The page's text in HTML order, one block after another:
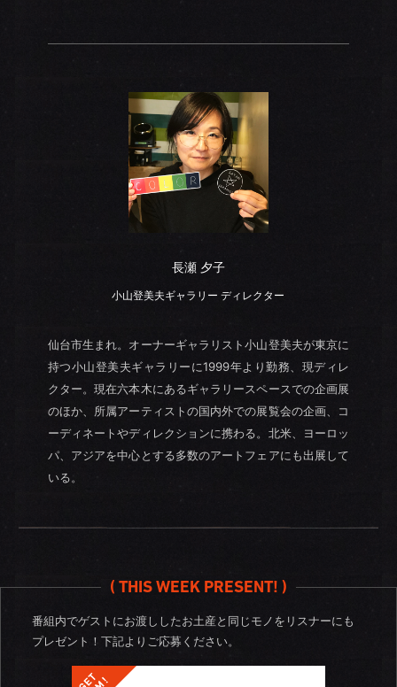
長瀬 夕子
小山登美夫ギャラリー ディレクター
仙台市生まれ。オーナーギャラリスト小山登美夫が東京に
持つ小山登美夫ギャラリーに1999年より勤務、現ディレ
クター。現在六本木にあるギャラリースペースでの企画展
のほか、所属アーティストの国内外での展覧会の企画、コ
ーディネートやディレクションに携わる。北米、ヨーロッ
パ、アジアを中心とする多数のアートフェアにも出展して
いる。
( THIS WEEK PRESENT! )
番組内でゲストにお渡ししたお土産と同じモノをリスナーにも
プレゼント！下記よりご応募ください。